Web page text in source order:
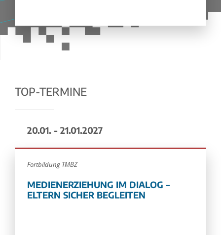
TOP-TERMINE
20.01. - 21.01.2027
Fortbildung TMBZ
MEDIENERZIEHUNG IM DIALOG –
ELTERN SICHER BEGLEITEN